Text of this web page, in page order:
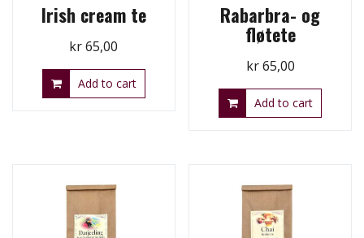
Irish cream te
kr65,00
Add to cart
Rabarbra- og
fløtete
kr65,00
Add to cart